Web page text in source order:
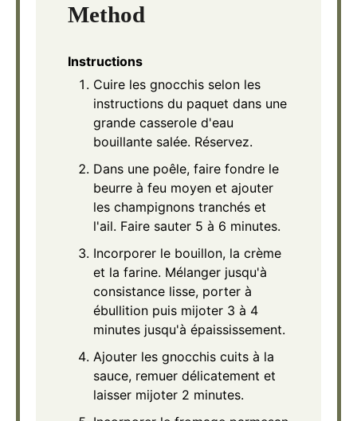
Method
Instructions
Cuire les gnocchis selon les
instructions du paquet dans une
grande casserole d'eau
bouillante salée. Réservez.
Dans une poêle, faire fondre le
beurre à feu moyen et ajouter
les champignons tranchés et
l'ail. Faire sauter 5 à 6 minutes.
Incorporer le bouillon, la crème
et la farine. Mélanger jusqu'à
consistance lisse, porter à
ébullition puis mijoter 3 à 4
minutes jusqu'à épaississement.
Ajouter les gnocchis cuits à la
sauce, remuer délicatement et
laisser mijoter 2 minutes.